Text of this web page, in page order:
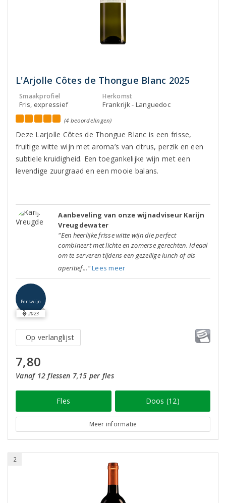
L'Arjolle Côtes de Thongue Blanc 2025
Smaakprofiel
Fris, expressief
Herkomst
Frankrijk - Languedoc
(4 beoordelingen)
Deze Larjolle Côtes de Thongue Blanc is een frisse,
fruitige witte wijn met aroma’s van citrus, perzik en een
subtiele kruidigheid. Een toegankelijke wijn met een
levendige zuurgraad en een mooie balans.
Aanbeveling van onze wijnadviseur Karijn
Vreugdewater
"Een heerlijke frisse witte wijn die perfect
combineert met lichte en zomerse gerechten. Ideaal
om te serveren tijdens een gezellige lunch of als
aperitief..."Lees meer
Perswijn
2023
Op verlanglijst
7,80
Vanaf 12 flessen 7,15 per fles
Fles Doos (12)
Meer informatie
2